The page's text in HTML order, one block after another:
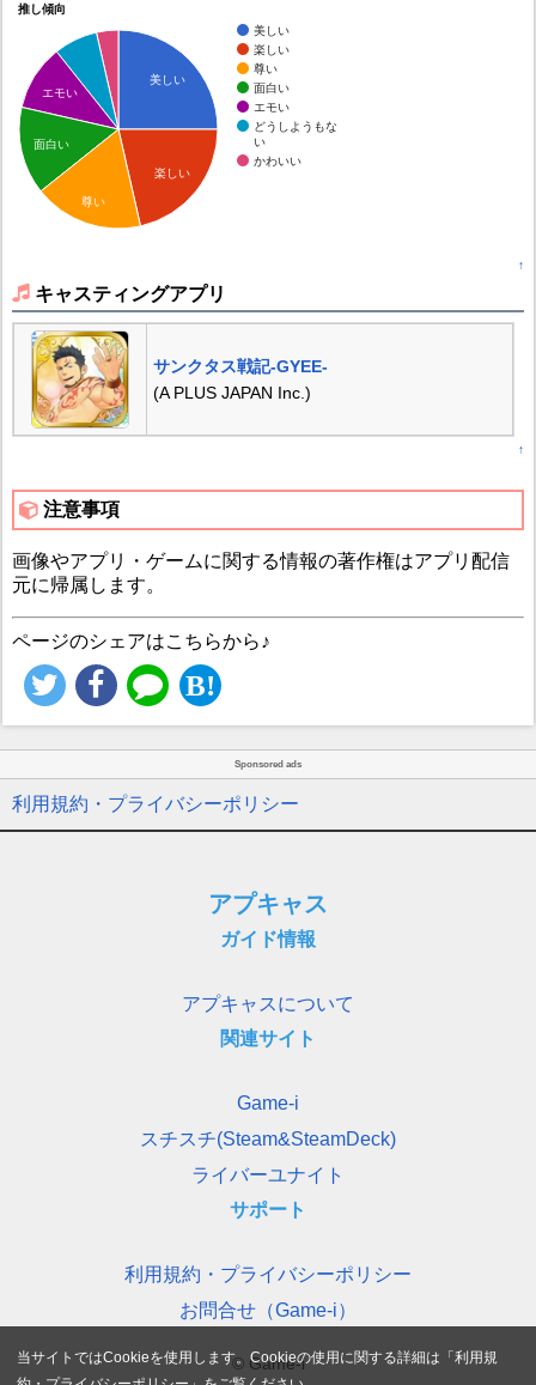
推し傾向
美しい
楽しい
尊い
面白い
エモい
どうしようもな
い
かわいい
美しい
楽しい
エモい
面白い
尊い
↑
キャスティングアプリ
サンクタス戦記‐GYEE‐
(A PLUS JAPAN Inc.)
↑
注意事項
画像やアプリ・ゲームに関する情報の著作権はアプリ配信
元に帰属します。
ページのシェアはこちらから♪
Sponsored ads
利用規約・プライバシーポリシー
アプキャス
ガイド情報
アプキャスについて
関連サイト
Game-i
スチスチ(Steam&SteamDeck)
ライバーユナイト
サポート
利用規約・プライバシーポリシー
お問合せ（Game-i）
© Game-i
当サイトではCookieを使用します。Cookieの使用に関する詳細は「利用規